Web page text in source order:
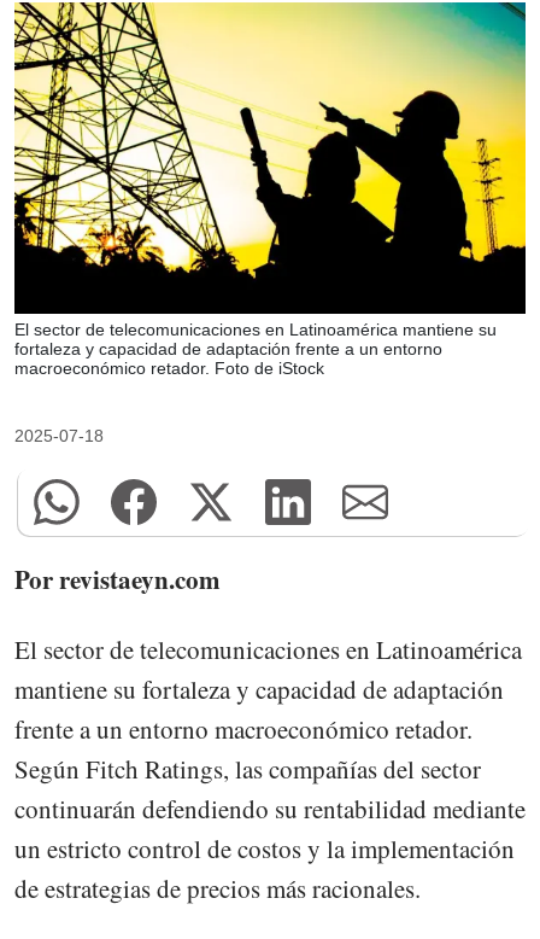
El sector de telecomunicaciones en Latinoamérica mantiene su
fortaleza y capacidad de adaptación frente a un entorno
macroeconómico retador. Foto de iStock
2025-07-18
Por revistaeyn.com
El sector de telecomunicaciones en Latinoamérica
mantiene su fortaleza y capacidad de adaptación
frente a un entorno macroeconómico retador.
Según Fitch Ratings, las compañías del sector
continuarán defendiendo su rentabilidad mediante
un estricto control de costos y la implementación
de estrategias de precios más racionales.